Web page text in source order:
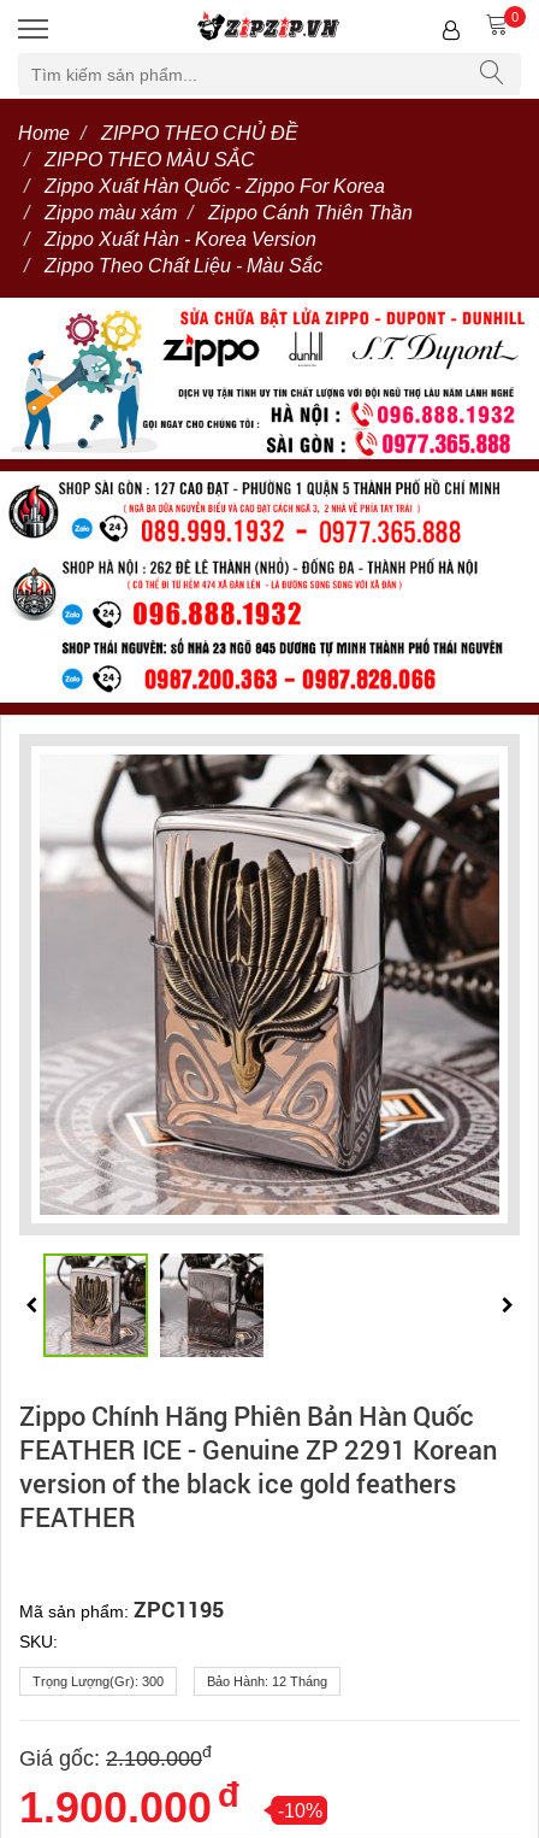
0
Home
ZIPPO THEO CHỦ ĐỀ
ZIPPO THEO MÀU SẮC
Zippo Xuất Hàn Quốc - Zippo For Korea
Zippo màu xám
Zippo Cánh Thiên Thần
Zippo Xuất Hàn - Korea Version
Zippo Theo Chất Liệu - Màu Sắc
Zippo Chính Hãng Phiên Bản Hàn Quốc
FEATHER ICE - Genuine ZP 2291 Korean
version of the black ice gold feathers
FEATHER
Mã sản phẩm: ZPC1195
SKU:
Trọng Lượng(gr): 300 Bảo Hành: 12 Tháng
Giá gốc: 2.100.000đ
1.900.000 đ -10%